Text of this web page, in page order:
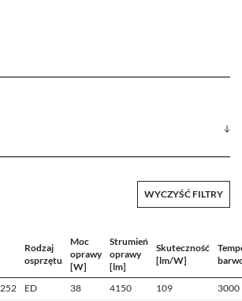
WYCZYŚĆ FILTRY
Rodzaj
osprzętu
Moc
oprawy
[W]
Strumień
oprawy
[lm]
Skuteczność
[lm/W]
ED 38 4150 109
3000